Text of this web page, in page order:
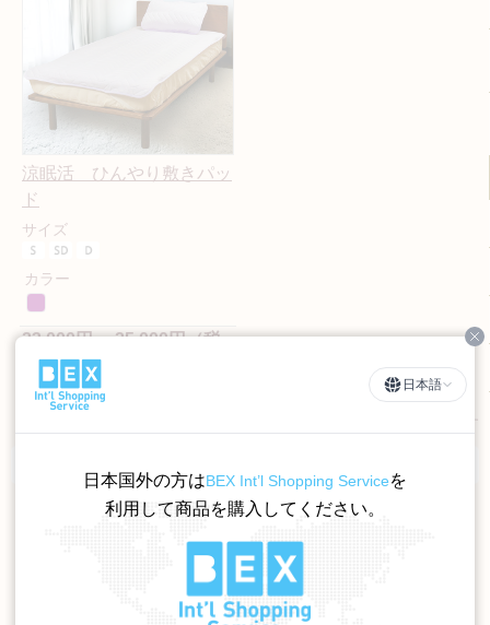
涼眠活 ひんやり敷きパッ
ド
サイズ
カラー
23,000円～ 25,000円（税
込）
件あります
日本語
日本国外の方はBEX Int’l Shopping Serviceを
利用して商品を購入してください。